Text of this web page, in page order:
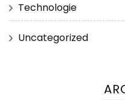
Technologie
Uncategorized